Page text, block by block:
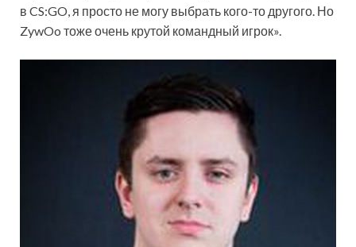
в CS:GO, я просто не могу выбрать кого-то другого. Но
ZywOo тоже очень крутой командный игрок».